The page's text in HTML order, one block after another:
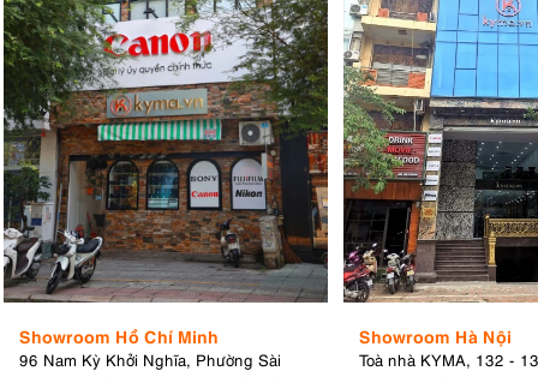
Showroom Hồ Chí Minh
96 Nam Kỳ Khởi Nghĩa, Phường Sài
Showroom Hà Nội
Toà nhà KYMA, 132 -